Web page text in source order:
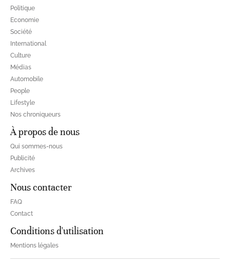
Politique
Economie
Société
International
Culture
Médias
Automobile
People
Lifestyle
Nos chroniqueurs
À propos de nous
Qui sommes-nous
Publicité
Archives
Nous contacter
FAQ
Contact
Conditions d'utilisation
Mentions légales